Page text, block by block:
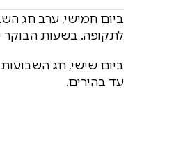
ביום חמישי, ערב חג
לתקופה. בשעות הבוקר
ביום שישי, חג
עד בהירים.